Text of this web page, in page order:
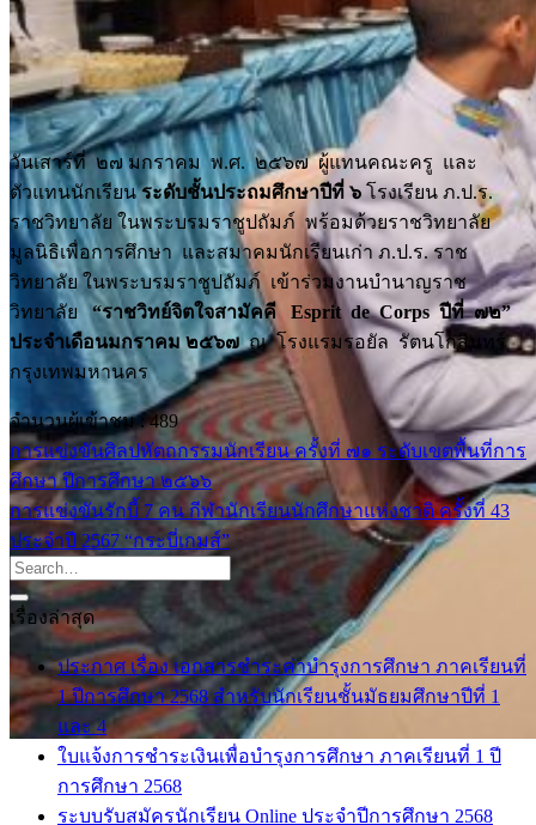
วันเสาร์ที่ ๒๗ มกราคม พ.ศ. ๒๕๖๗ ผู้แทนคณะครู และ
ตัวแทนนักเรียนระดับชั้นประถมศึกษาปีที่ ๖ โรงเรียน ภ.ป.ร.
ราชวิทยาลัย ในพระบรมราชูปถัมภ์ พร้อมด้วยราชวิทยาลัย
มูลนิธิเพื่อการศึกษา และสมาคมนักเรียนเก่า ภ.ป.ร. ราช
วิทยาลัย ในพระบรมราชูปถัมภ์ เข้าร่วมงานบำนาญราช
วิทยาลัย “ราชวิทย์จิตใจสามัคคี Esprit de Corps ปีที่ ๗๒”
ประจำเดือนมกราคม ๒๕๖๗ณ โรงแรมรอยัล รัตนโกสินทร์
กรุงเทพมหานคร
จำนวนผู้เข้าชม :489
การแข่งขันศิลปหัตถกรรมนักเรียน ครั้งที่ ๗๑ ระดับเขตพื้นที่การ
ศึกษา ปีการศึกษา ๒๕๖๖
การแข่งขันรักบี้ 7 คน กีฬานักเรียนนักศึกษาแห่งชาติ ครั้งที่ 43
ประจำปี 2567 “กระบี่เกมส์”
เรื่องล่าสุด
ประกาศ เรื่อง เอกสารชำระค่าบำรุงการศึกษา ภาคเรียนที่
1 ปีการศึกษา 2568 สำหรับนักเรียนชั้นมัธยมศึกษาปีที่ 1
และ 4
ใบแจ้งการชำระเงินเพื่อบำรุงการศึกษา ภาคเรียนที่ 1 ปี
การศึกษา 2568
ระบบรับสมัครนักเรียน Online ประจำปีการศึกษา 2568